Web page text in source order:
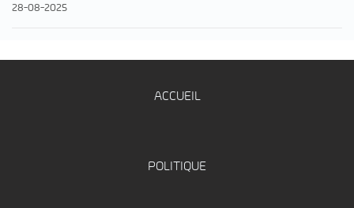
28-08-2025
ACCUEIL
POLITIQUE